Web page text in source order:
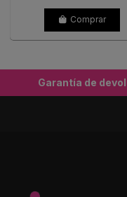
Comprar
Garantía de